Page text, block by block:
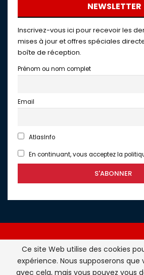
NEWSLETTER
Inscrivez-vous ici pour recevoir les
mises à jour et offres spéciales
boîte de réception.
Prénom ou nom complet
Email
AtlasInfo
En continuant, vous acceptez la
Atlasinfo.fr : l'essentiel de
Ce site Web utilise des cookies
expérience. Nous supposerons
avec cela, mais vous pouvez vous